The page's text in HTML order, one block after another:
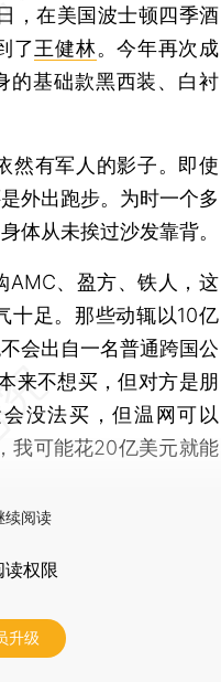
在美国波士顿四季酒
了王健林。今年再次成
的基础款黑西装、白衬
有军人的影子。即使
外出跑步。为时一个多
体从未挨过沙发靠背。
AMC、盈方、铁人，这
十足。那些动辄以10亿
会出自一名普通跨国公
来不想买，但对方是朋
没法买，但温网可以
我可能花20亿美元就能
续阅读
读权限
升级